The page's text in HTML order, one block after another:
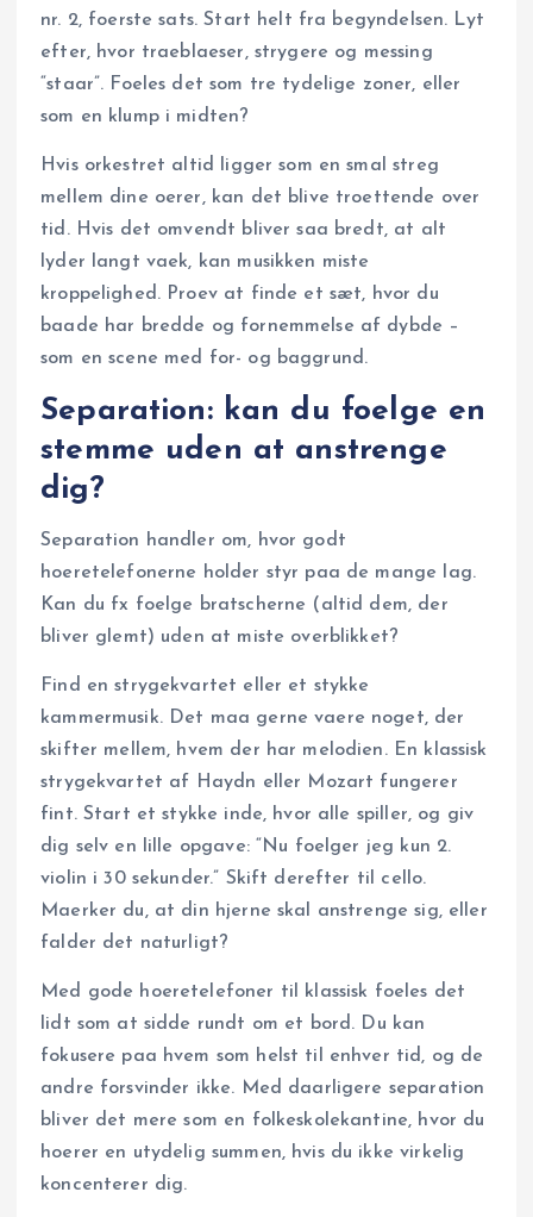
nr. 2, foerste sats. Start helt fra begyndelsen. Lyt
efter, hvor traeblaeser, strygere og messing
“staar”. Foeles det som tre tydelige zoner, eller
som en klump i midten?
Hvis orkestret altid ligger som en smal streg
mellem dine oerer, kan det blive troettende over
tid. Hvis det omvendt bliver saa bredt, at alt
lyder langt vaek, kan musikken miste
kroppelighed. Proev at finde et sæt, hvor du
baade har bredde og fornemmelse af dybde –
som en scene med for- og baggrund.
Separation: kan du foelge en
stemme uden at anstrenge
dig?
Separation handler om, hvor godt
hoeretelefonerne holder styr paa de mange lag.
Kan du fx foelge bratscherne (altid dem, der
bliver glemt) uden at miste overblikket?
Find en strygekvartet eller et stykke
kammermusik. Det maa gerne vaere noget, der
skifter mellem, hvem der har melodien. En klassisk
strygekvartet af Haydn eller Mozart fungerer
fint. Start et stykke inde, hvor alle spiller, og giv
dig selv en lille opgave: “Nu foelger jeg kun 2.
violin i 30 sekunder.” Skift derefter til cello.
Maerker du, at din hjerne skal anstrenge sig, eller
falder det naturligt?
Med gode hoeretelefoner til klassisk foeles det
lidt som at sidde rundt om et bord. Du kan
fokusere paa hvem som helst til enhver tid, og de
andre forsvinder ikke. Med daarligere separation
bliver det mere som en folkeskolekantine, hvor du
hoerer en utydelig summen, hvis du ikke virkelig
koncenterer dig.